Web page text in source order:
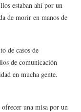
estaban ahí por un
de morir en manos de
de casos de
de comunicación
en mucha gente.
ofrecer una misa por un